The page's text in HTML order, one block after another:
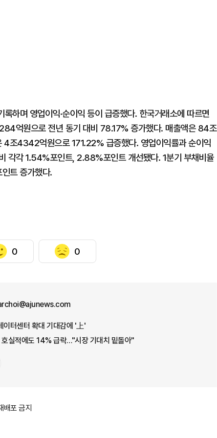
하며 영업이익·순이익 등이 급증했다. 한국거래소에 따르면
억원으로 전년 동기 대비 78.17% 증가했다. 매출액은 84조
조4342억원으로 171.22% 급증했다. 영업이익률과 순이익
각각 1.54%포인트, 2.88%포인트 개선됐다. 1분기 부채비율
트 증가했다.
0 0
이터센터 확대 기대감에 '上'
호실적에도 14% 급락…"시장 기대치 밑돌아"
배포 금지